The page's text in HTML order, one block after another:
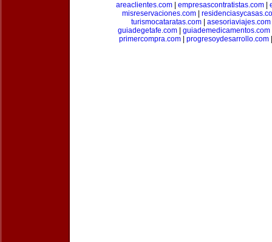
areaclientes.com| empresascontratistas.com|
misreservaciones.com|
turismocataratas.com| asesoriaviajes.com
guiadegetafe.com| guiademedicamentos.com
primercompra.com| progresoydesarrollo.com